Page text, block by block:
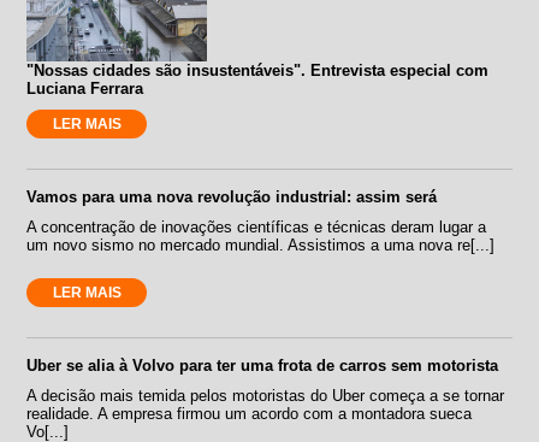
"Nossas cidades são insustentáveis". Entrevista especial com
Luciana Ferrara
LER MAIS
Vamos para uma nova revolução industrial: assim será
A concentração de inovações científicas e técnicas deram lugar a
um novo sismo no mercado mundial. Assistimos a uma nova re[...]
LER MAIS
Uber se alia à Volvo para ter uma frota de carros sem motorista
A decisão mais temida pelos motoristas do Uber começa a se tornar
realidade. A empresa firmou um acordo com a montadora sueca
Vo[...]